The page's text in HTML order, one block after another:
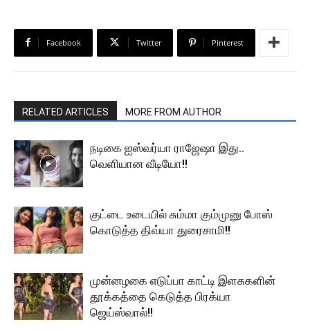
Facebook Twitter Pinterest
RELATED ARTICLES MORE FROM AUTHOR
நடிகை ஐஸ்வர்யா ராஜேஷா இது..
வெளியான வீடியோ!!
குட்டை உடையில் சும்மா கும்முனு போஸ்
கொடுத்த திவ்யா துரைசாமி!!
முன்னழகை எடுப்பா காட்டி இளசுகளின்
தூக்கத்தை கெடுத்த பிரக்யா
ஜெய்ஸ்வால்!!